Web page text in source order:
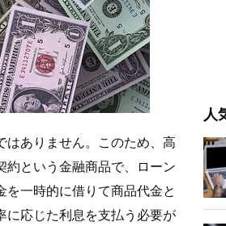
はありません。このため、高
約という金融商品で、ローン
一時的に借りて商品代金と
に応じた利息を支払う必要が
人